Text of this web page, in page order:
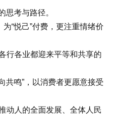
考与路径。
“悦己”付费，更注重情绪价
行各业都迎来平等和共享的
鸣”，以消费者更愿意接受
动人的全面发展、全体人民